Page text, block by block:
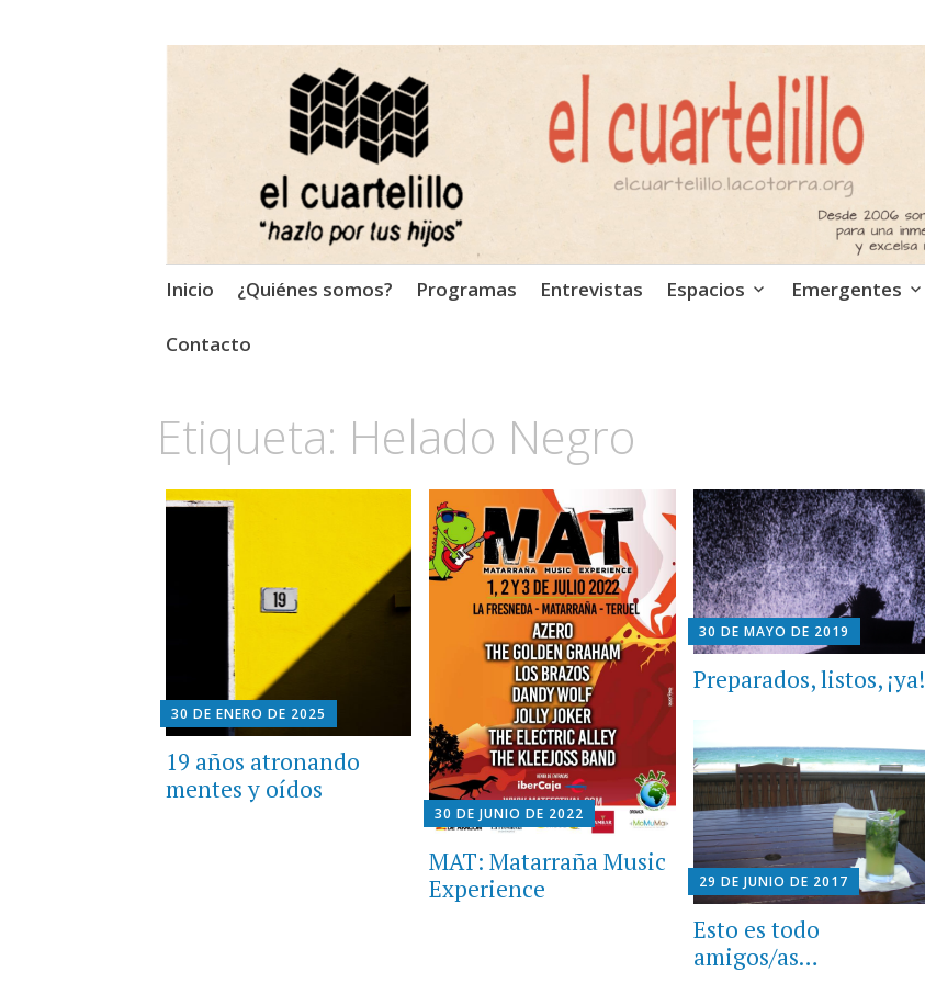
El Cuartelillo
Programa de radio de música independiente. Podcast
Saltar
contenido
Inicio ¿Quiénes somos? Programas Entrevistas Espacios Emergentes
Contacto
Etiqueta: Helado Negro
30 DE ENERO DE 2025
19 años atronando
mentes y oídos
30 DE JUNIO DE 2022
MAT: Matarraña Music
Experience
30 DE MAYO DE 2019
Preparados, listos, ¡ya!
29 DE JUNIO DE 2017
Esto es todo
amigos/as…